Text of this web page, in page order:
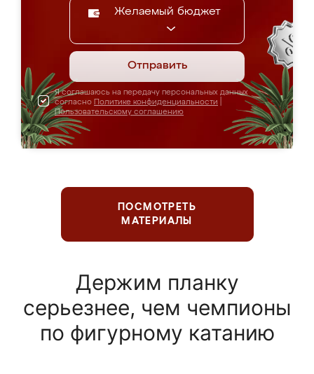
Желаемый бюджет
Отправить
Я соглашаюсь на передачу персональных данных
согласно Политике конфиденциальности
Пользовательскому соглашению
ПОСМОТРЕТЬ
МАТЕРИАЛЫ
Держим планку
серьезнее, чем чемпионы
по фигурному катанию